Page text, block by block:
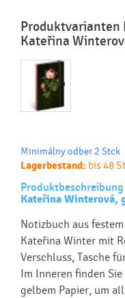
Produktvarianten
Kateřina
Minimálny odber 2 Stck
Lagerbestand: bis 48
Produktbeschreibung
Kateřina Winterová,
Notizbuch aus
Kateřina Winter mit
Verschluss, Tasche
Im Inneren finden
gelbem Papier, um